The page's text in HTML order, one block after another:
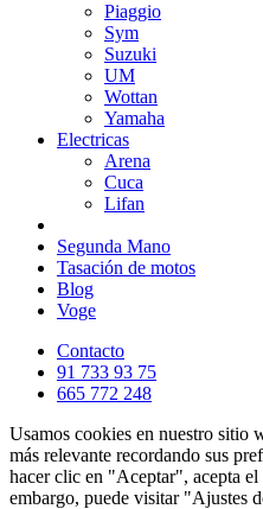
Piaggio
Sym
Suzuki
UM
Wottan
Yamaha
Electricas
Arena
Cuca
Lifan
Segunda Mano
Tasación de motos
Blog
Voge
Contacto
91 733 93 75
665 772 248
Usamos cookies en nuestro sitio
más relevante recordando sus
hacer clic en "Aceptar", acepta el
embargo, puede visitar "Ajustes